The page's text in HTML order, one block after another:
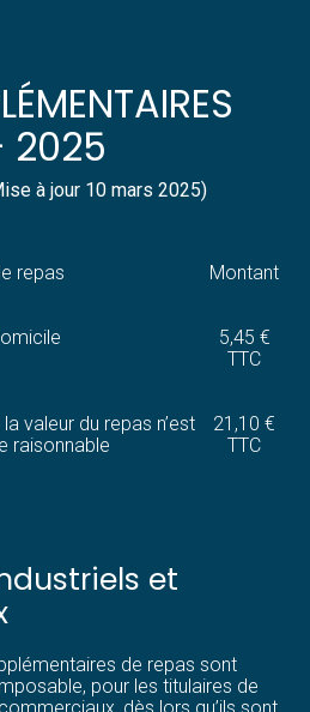
2025
à jour 10 mars 2025)
repas Montant
5,45 €
TTC
valeur du repas n’est
raisonnable
21,10 €
TTC
et
de repas sont
pour les titulaires de